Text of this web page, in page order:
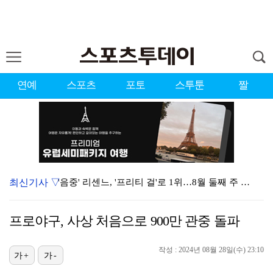
연예 스포츠 포토 스투툰 짤
'음중' 리센느, '프리티 걸'로 1위…8월 둘째 주 …
"큰 섭섭함 안겨 미안"…블랙핑크 지수, 10주년 잡음…
최신기사 ▽
프로야구, 사상 처음으로 900만 관중 돌파
작성 : 2024년 08월 28일(수) 23:10
가+ 가-